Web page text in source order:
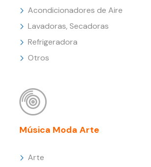
Acondicionadores de Aire
Lavadoras, Secadoras
Refrigeradora
Otros
Música Moda Arte
Arte